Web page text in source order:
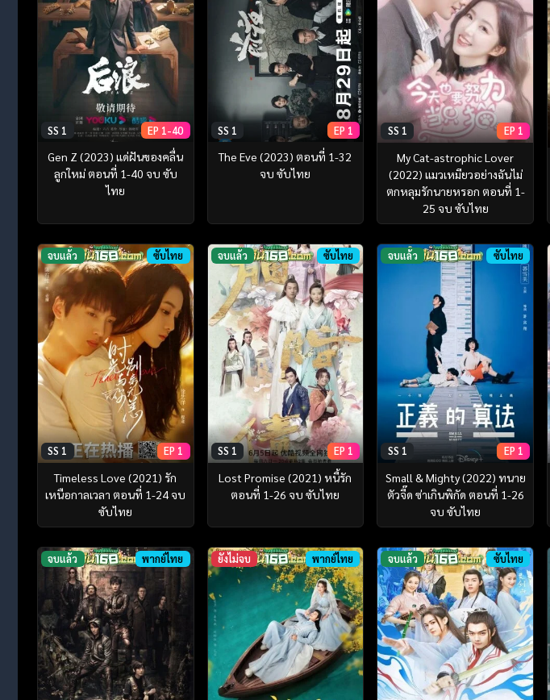
SS 1 EP 1-40
Gen Z (2023) แด่ฝันของคลื่น
ลูกใหม่ ตอนที่ 1-40 จบ ซับ
ไทย
SS 1 EP 1
The Eve (2023) ตอนที่ 1-32
จบ ซับไทย
SS 1 EP 1
My Cat-astrophic Lover
(2022) แมวเหมียวอย่างฉันไม่
ตกหลุมรักนายหรอก ตอนที่ 1-
25 จบ ซับไทย
จบแล้ว ซับไทย
SS 1 EP 1
Timeless Love (2021) รัก
เหนือกาลเวลา ตอนที่ 1-24 จบ
ซับไทย
จบแล้ว ซับไทย
SS 1 EP 1
Lost Promise (2021) หนี้รัก
ตอนที่ 1-26 จบ ซับไทย
จบแล้ว ซับไทย
SS 1 EP 1
Small & Mighty (2022) ทนาย
ตัวจี๊ด ซ่าเกินพิกัด ตอนที่ 1-26
จบ ซับไทย
จบแล้ว พากย์ไทย ยังไม่จบ พากย์ไทย จบแล้ว ซับไทย